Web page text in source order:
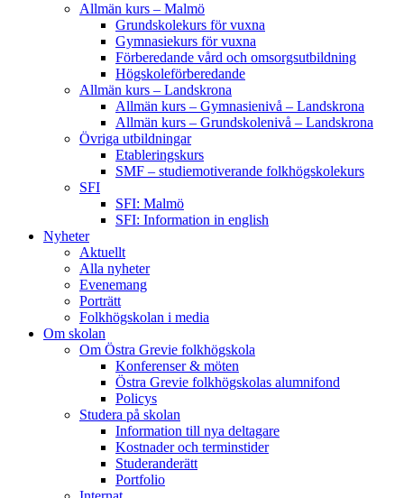
Allmän kurs – Malmö
Grundskolekurs för vuxna
Gymnasiekurs för vuxna
Förberedande vård och omsorgsutbildning
Högskoleförberedande
Allmän kurs – Landskrona
Allmän kurs – Gymnasienivå – Landskrona
Allmän kurs – Grundskolenivå – Landskrona
Övriga utbildningar
Etableringskurs
SMF – studiemotiverande folkhögskolekurs
SFI
SFI: Malmö
SFI: Information in english
Nyheter
Aktuellt
Alla nyheter
Evenemang
Porträtt
Folkhögskolan i media
Om skolan
Om Östra Grevie folkhögskola
Konferenser & möten
Östra Grevie folkhögskolas alumnifond
Policys
Studera på skolan
Information till nya deltagare
Kostnader och terminstider
Studeranderätt
Portfolio